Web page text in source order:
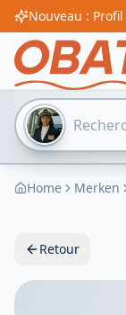
Home Merken
Retour